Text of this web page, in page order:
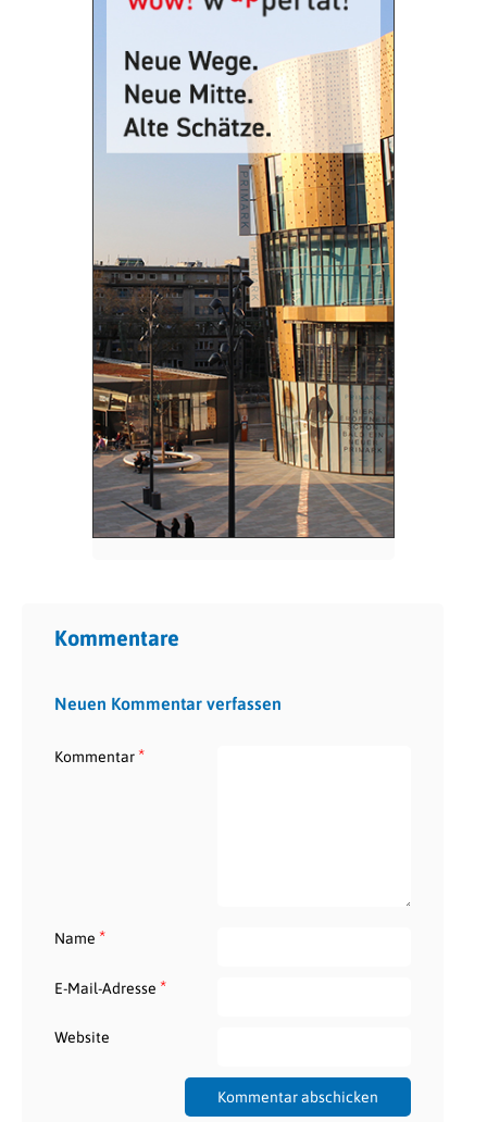
Kommentare
Neuen Kommentar verfassen
Kommentar*
Name *
E-Mail-Adresse *
Website